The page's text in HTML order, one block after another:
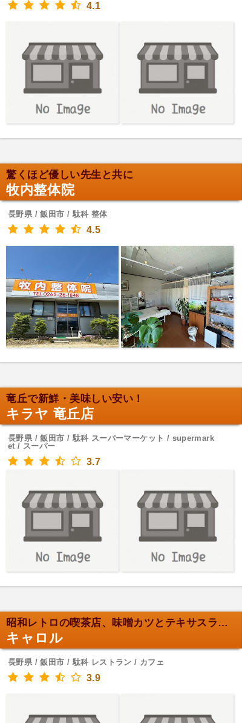
4.1
驚くほど優しい先生と共に
牧内整体院
長野県 / 飯田市 / 駄科 整体
4.5
竜丘で新鮮・美味しい安い！
キラヤ 竜丘店
長野県 / 飯田市 / 駄科 スーパーマーケット / supermark
et / スーパー
3.7
昭和レトロの喫茶店、味噌カツとテキサスライス
キャロル
長野県 / 飯田市 / 駄科 レストラン / カフェ
3.9